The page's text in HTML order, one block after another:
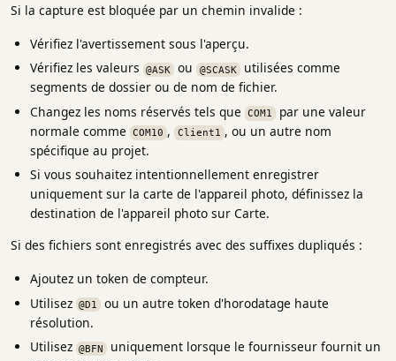
Si la capture est bloquée par un chemin invalide :
Vérifiez l'avertissement sous l'aperçu.
Vérifiez les valeurs
@ASK ou @SCASK utilisées comme
segments de dossier ou de nom de fichier.
Changez les noms réservés tels que
COM1
par une valeur
normale comme
COM10 , Client1 , ou un autre nom
spécifique au projet.
Si vous souhaitez intentionnellement enregistrer
uniquement sur la carte de l'appareil photo, définissez la
destination de l'appareil photo sur Carte.
Si des fichiers sont enregistrés avec des suffixes dupliqués :
Ajoutez un token de compteur.
Utilisez @D1
ou un autre token d'horodatage haute
résolution.
Utilisez @BFN
uniquement lorsque le fournisseur fournit un